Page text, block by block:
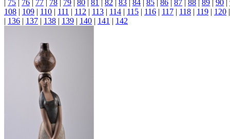
| 75 | 76 | 77 | 78 | 79 | 80 | 81 | 82 | 83 | 84 | 85 | 86 | 87 | 88 | 89 | 90 |
108 | 109 | 110 | 111 | 112 | 113 | 114 | 115 | 116 | 117 | 118 | 119 | 120
| 136 | 137 | 138 | 139 | 140 | 141 | 142